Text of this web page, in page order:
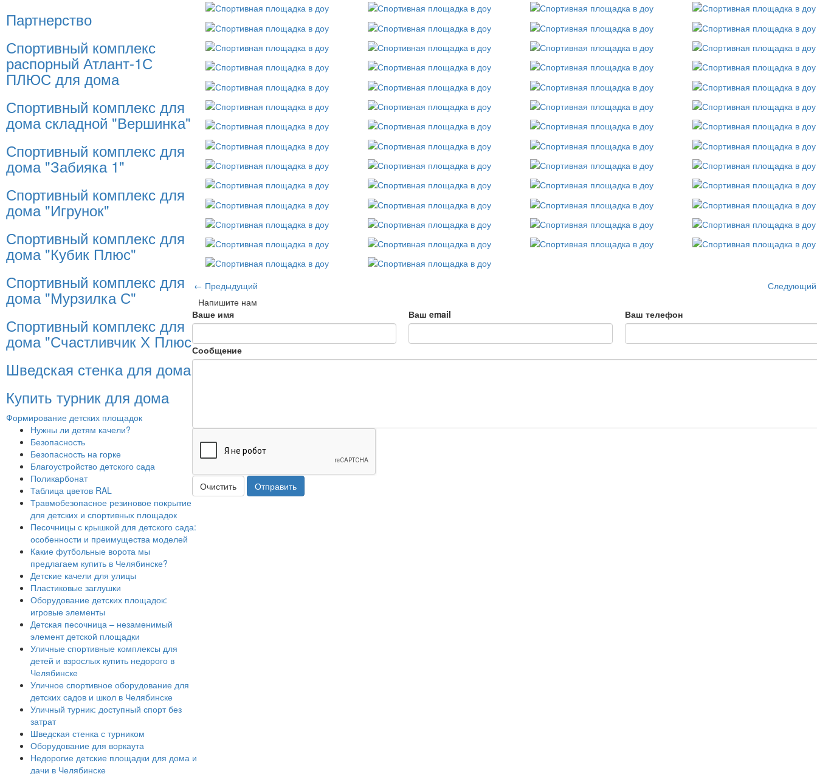
Партнерство
Спортивный комплекс
распорный Атлант-1С
ПЛЮС для дома
Спортивный комплекс для
дома складной "Вершинка"
Спортивный комплекс для
дома "Забияка 1"
Спортивный комплекс для
дома "Игрунок"
Спортивный комплекс для
дома "Кубик Плюс"
Спортивный комплекс для
дома "Мурзилка С"
Спортивный комплекс для
дома "Счастливчик Х Плюс"
Шведская стенка для дома
Купить турник для дома
Формирование детских площадок
Нужны ли детям качели?
Безопасность
Безопасность на горке
Благоустройство детского сада
Поликарбонат
Таблица цветов RAL
Травмобезопасное резиновое покрытие
для детских и спортивных площадок
Песочницы с крышкой для детского сада:
особенности и преимущества моделей
Какие футбольные ворота мы
предлагаем купить в Челябинске?
Детские качели для улицы
Пластиковые заглушки
Оборудование детских площадок:
игровые элементы
Детская песочница – незаменимый
элемент детской площадки
Уличные спортивные комплексы для
детей и взрослых купить недорого в
Челябинске
Уличное спортивное оборудование для
детских садов и школ в Челябинске
Уличный турник: доступный спорт без
затрат
Шведская стенка с турником
Оборудование для воркаута
Недорогие детские площадки для дома и
дачи в Челябинске
← Предыдущий
Напишите нам
Ваше имя
Ваш email Ваш телефон
Сообщение
Очистить Отправить